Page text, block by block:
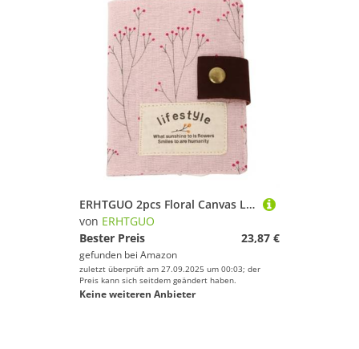
ERHTGUO 2pcs Floral Canvas Ladies Card Package Creative Cloth Credit Holder Business Women's Cardholders Bag(Pink)
von ERHTGUO
Bester Preis
23,87 €
gefunden bei Amazon
zuletzt überprüft am 27.09.2025 um 00:03; der
Preis kann sich seitdem geändert haben.
Keine weiteren Anbieter